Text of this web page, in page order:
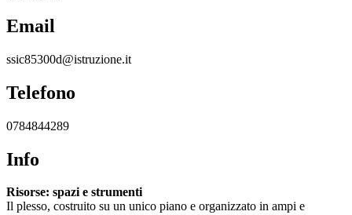
Email
ssic85300d@istruzione.it
Telefono
0784844289
Info
Risorse: spazi e strumenti
Il plesso, costruito su un unico piano e organizzato in ampi e